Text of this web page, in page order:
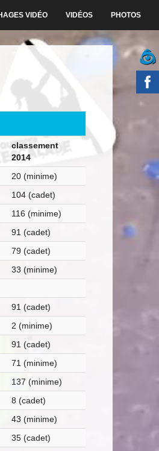
classement
2014
20 (minime)
104 (cadet)
116 (minime)
91 (cadet)
79 (cadet)
33 (minime)
91 (cadet)
2 (minime)
91 (cadet)
71 (minime)
137 (minime)
8 (cadet)
43 (minime)
35 (cadet)
VIDÉO VIDÉOS PHOTOS